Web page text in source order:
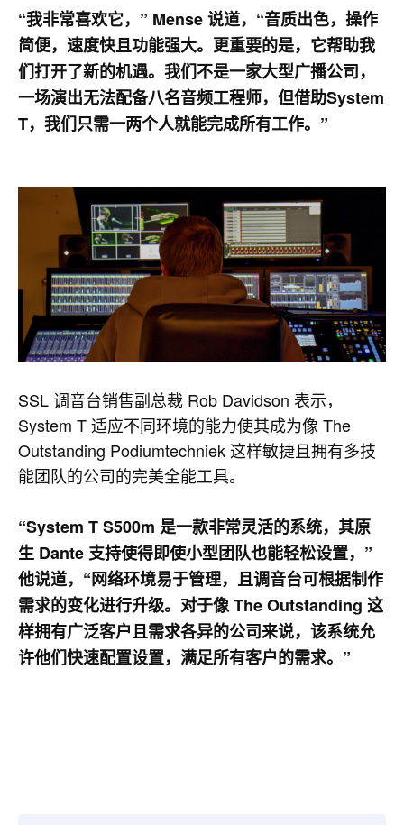
“我非常喜欢它，” Mense 说道，“音质出色，操作
简便，速度快且功能强大。更重要的是，它帮助我
们打开了新的机遇。我们不是一家大型广播公司，
一场演出无法配备八名音频工程师，但借助System
T，我们只需一两个人就能完成所有工作。”
SSL 调音台销售副总裁 Rob Davidson 表示，
System T 适应不同环境的能力使其成为像 The
Outstanding Podiumtechniek 这样敏捷且拥有多技
能团队的公司的完美全能工具。
“System T S500m 是一款非常灵活的系统，其原
生 Dante 支持使得即使小型团队也能轻松设置，”
他说道，“网络环境易于管理，且调音台可根据制作
需求的变化进行升级。对于像 The Outstanding 这
样拥有广泛客户且需求各异的公司来说，该系统允
许他们快速配置设置，满足所有客户的需求。”